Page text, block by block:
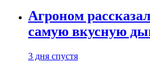
Агроном
самую вкусную
3 дня спустя